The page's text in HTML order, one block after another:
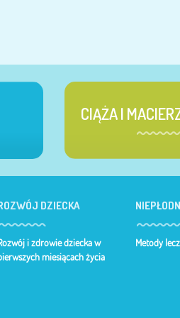
CIĄŻA I
DZIECKA
i zdrowie dziecka w
miesiącach życia
Metody